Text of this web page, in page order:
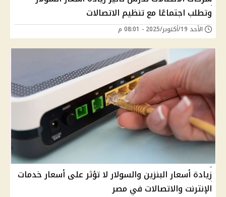
وتطلب اجتماعًا مع تنظيم الاتصالات
الأحد 19/أكتوبر/2025 - 08:01 م
زيادة أسعار البنزين والسولار لا تؤثر على أسعار خدمات
الإنترنت والاتصالات في مصر